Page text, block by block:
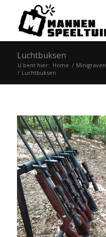
Luchtbuksen
U bent hier: Home / Minigraven
/ Luchtbuksen